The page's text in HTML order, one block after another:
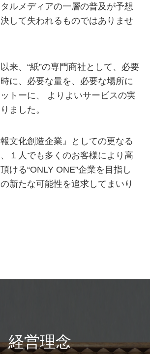
ルメディアの一層の普及が予想
決して失われるものではありませ
来、“紙”の専門商社として、 必要
に、必要な量を、必要な場所に
トーに、
よりよいサービスの実
ました。
文化創造企業』としての更なる
１人でも多くのお客様により高
ける“ONLY ONE”企業を目指し
新たな可能性を追求してまいり
経営理念